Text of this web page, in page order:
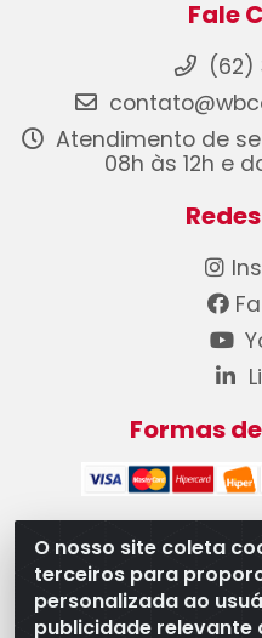
O nosso site coleta
terceiros para
personalizada ao
publicidade relevante
Fale
(62)
Atendimento de
08h às 12h e
Formas
WB Componentes
08.528.393/0001-12 -
Oeste Industrial,